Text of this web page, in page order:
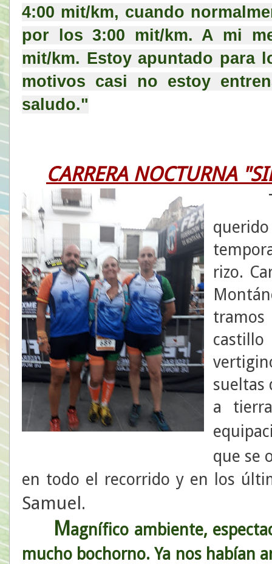
4:00 mit/km, cuando
por los 3:00 mit/km. A mi
mit/km. Estoy apuntado para
motivos casi no estoy
saludo."
CARRERA NOCTURNA
rizo.
sueltas
a
que se
en todo el recorrido y en los
Samuel.
M agnífico ambiente,
mucho bochorno. Ya nos habían